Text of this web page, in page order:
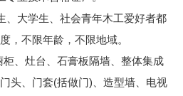
、大学生、社会青年木工爱好者都
，不限年龄，不限地域。
柜、灶台、石膏板隔墙、整体集成
头、门套(括做门)、造型墙、电视